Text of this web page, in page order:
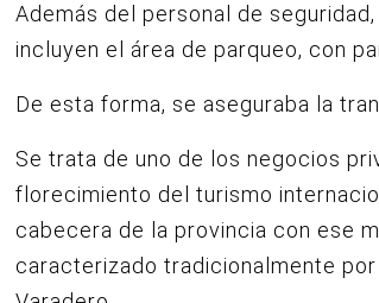
Además del personal de
incluyen el área de parqueo, con
De esta forma, se aseguraba la
Se trata de uno de los negocios
florecimiento del turismo
cabecera de la provincia con ese
caracterizado tradicionalmente